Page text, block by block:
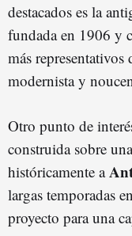
destacados es la
fundada en 1906 y
más
modernista y
Otro punto de
construida sobre
históricamente a
largas temporadas
proyecto para una